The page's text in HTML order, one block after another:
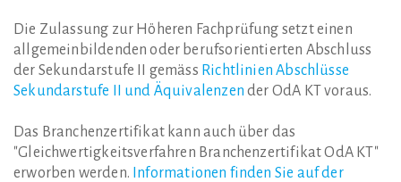
Die Zulassung zur Höheren Fachprüfung setzt einen
allgemeinbildenden oder berufsorientierten Abschluss
der Sekundarstufe II gemäss Richtlinien Abschlüsse
Sekundarstufe II und Äquivalenzen der OdA KT voraus.
Das Branchenzertifikat kann auch über das
"Gleichwertigkeitsverfahren Branchenzertifikat OdA KT"
erworben werden. Informationen finden Sie auf der